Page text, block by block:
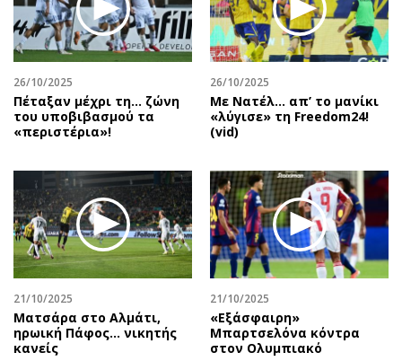
26/10/2025
Πέταξαν μέχρι τη… ζώνη
του υποβιβασμού τα
«περιστέρια»!
26/10/2025
Με Νατέλ… απ’ το μανίκι
«λύγισε» τη Freedom24!
(vid)
21/10/2025
Ματσάρα στο Αλμάτι,
ηρωική Πάφος… νικητής
κανείς
21/10/2025
«Εξάσφαιρη»
Μπαρτσελόνα κόντρα
στον Ολυμπιακό